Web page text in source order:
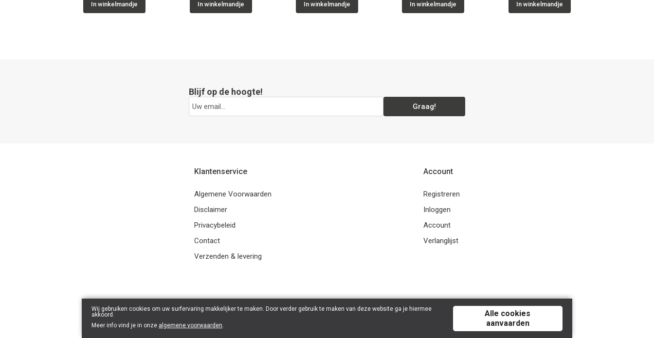
In winkelmandje In winkelmandje In winkelmandje In winkelmandje In winkelmandje
Blijf op de hoogte!
Graag!
Klantenservice
Algemene Voorwaarden
Disclaimer
Privacybeleid
Contact
Verzenden & levering
Account
Registreren
Inloggen
Account
Verlanglijst
Wij gebruiken cookies om uw surfervaring makkelijker te maken. Door verder gebruik te maken van deze website ga je hiermee
akkoord.
Meer info vind je in onze algemene voorwaarden.
Alle cookies
aanvaarden